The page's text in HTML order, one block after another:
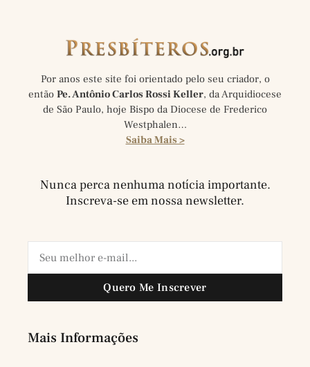
Por anos este site foi orientado pelo seu criador, o
então Pe. Antônio Carlos Rossi Keller, da Arquidiocese
de São Paulo, hoje Bispo da Diocese de Frederico
Westphalen…
Saiba Mais >
Nunca perca nenhuma notícia importante.
Inscreva-se em nossa newsletter.
Quero Me Inscrever
Mais Informações